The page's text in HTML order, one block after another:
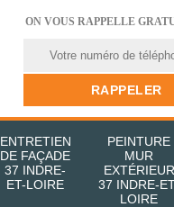
ON VOUS RAPPELLE
ENTRETIEN
DE FAÇADE
37 INDRE-
ET-LOIRE
PEINTURE
MUR
EXTÉRIEUR
37 INDRE-
LOIRE